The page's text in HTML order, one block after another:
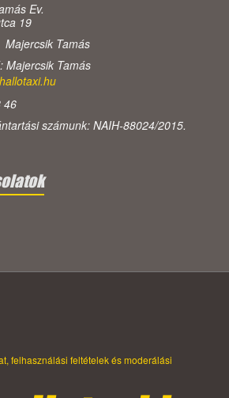
Ev.
19
Tamás
Majercsik Tamás
46
számunk: NAIH-88024/2015.
felhasználási feltételek és moderálási